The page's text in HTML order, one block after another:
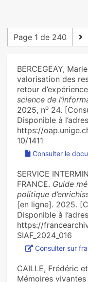
Page 1 de 240
BERCEGEAY,
valorisation des
retour
science de
2025, no 24.
Disponible à
https://
10/1411
Consulter le
SERVICE
FRANCE. Guide
politique
[en ligne]. 2025.
Disponible à
https://
SIAF_2024_016
Consulter sur
CAILLE, Frédéric
Mémoires